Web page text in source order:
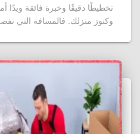
تخطيطًا دقيقًا وخبرة فائقة ويدًا
وكنوز منزلك. فالمسافة التي